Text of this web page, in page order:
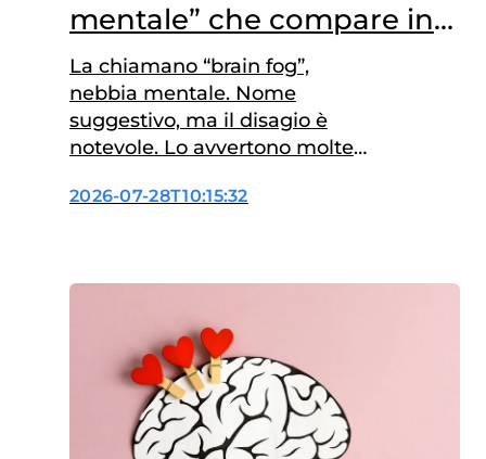
mentale” che compare in
menopausa
La chiamano “brain fog”,
nebbia mentale. Nome
suggestivo, ma il disagio è
notevole. Lo avvertono molte
menopausa, ed è un insieme di
senso di affaticamento
nella propria pelle. I ricercatori
che si occupano di menopausa
e neuroscienze ne discutono,
2026-07-28T10:15:32